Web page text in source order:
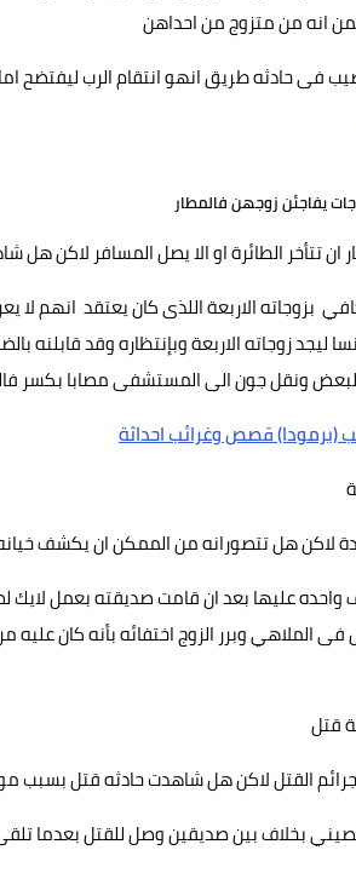
انه من متزوج من احداهن
فى حادثه طريق انهو انتقام الرب ليفتضح
ان تتأخر الطائرة او الا يصل المسافر لاكن
بزوجاته الاربعة اللذى كان يعتقد انهم
زوجاته الاربعة وبإنتظاره وقد قابلنه
ونقل جون الى المستشفى مصابا بكسر
(برمودا) قصص وغرائب احداثة
لاكن هل تتصورانه من الممكن ان يكشف
واحده عليها بعد ان قامت صديقته بعمل
وبرر الزوج اختفائه بأنه كان
القتل لاكن هل شاهدت حادثه قتل بسبب
بخلاف بين صديقين وصل للقتل بعدما